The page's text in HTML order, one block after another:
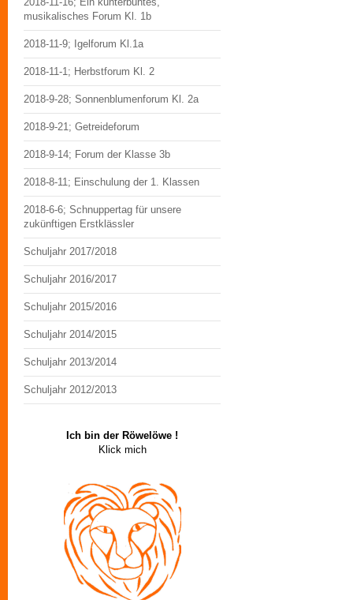
musikalisches Forum Kl. 1b
2018-11-9; Igelforum Kl.1a
2018-11-1; Herbstforum Kl. 2
2018-9-28; Sonnenblumenforum Kl. 2a
2018-9-21; Getreideforum
2018-9-14; Forum der Klasse 3b
2018-8-11; Einschulung der 1. Klassen
2018-6-6; Schnuppertag für unsere
zukünftigen Erstklässler
Schuljahr 2017/2018
Schuljahr 2016/2017
Schuljahr 2015/2016
Schuljahr 2014/2015
Schuljahr 2013/2014
Schuljahr 2012/2013
Ich bin der Röwelöwe !
Klick mich